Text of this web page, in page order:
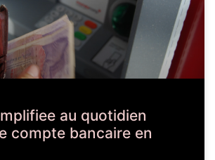
au quotidien
compte bancaire en